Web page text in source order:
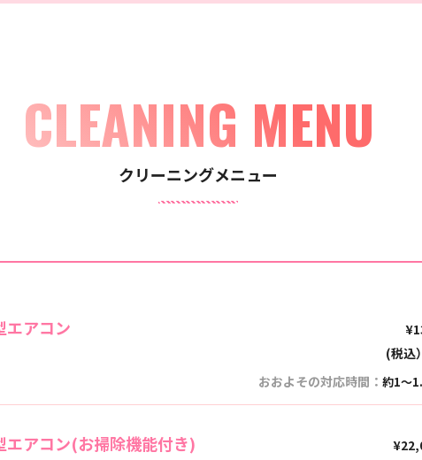
CLEANING MENU
クリーニングメニュー
エアコン
(税込
おおよその対応時間： 約1～
エアコン(お掃除機能付き)